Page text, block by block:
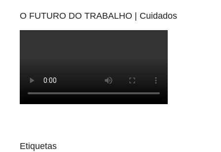
O FUTURO DO TRABALHO | Cuidados
Etiquetas